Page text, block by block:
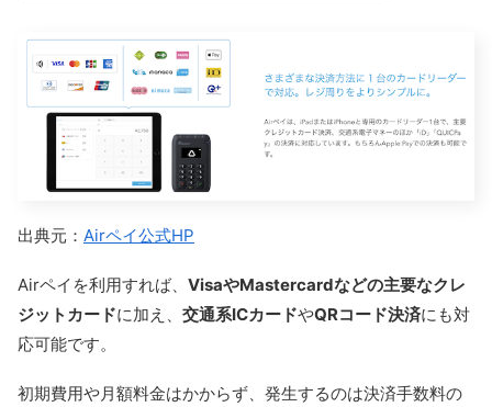
出典元： Airペイ公式HP
Airペイを利用すれば、 VisaやMastercardなどの主要なクレ
ジットカードに加え、 交通系ICカードやQRコード決済にも対
応可能です。
初期費用や月額料金はかからず、発生するのは決済手数料の